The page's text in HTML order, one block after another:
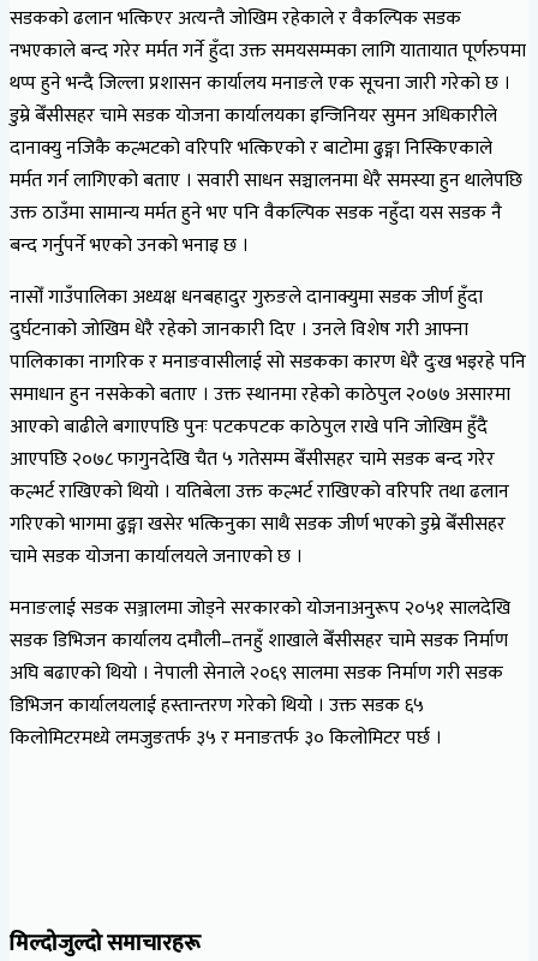
सडकको ढलान भत्किएर अत्यन्तै जोखिम रहेकाले र वैकल्पिक सडक
नभएकाले बन्द गरेर मर्मत गर्ने हुँदा उक्त समयसम्मका लागि यातायात पूर्णरुपमा
थप्प हुने भन्दै जिल्ला प्रशासन कार्यालय मनाङले एक सूचना जारी गरेको छ ।
डुम्रे बेँसीसहर चामे सडक योजना कार्यालयका इन्जिनियर सुमन अधिकारीले
दानाक्यु नजिकै कल्भटको वरिपरि भत्किएको र बाटोमा ढुङ्गा निस्किएकाले
मर्मत गर्न लागिएको बताए । सवारी साधन सञ्चालनमा धेरै समस्या हुन थालेपछि
उक्त ठाउँमा सामान्य मर्मत हुने भए पनि वैकल्पिक सडक नहुँदा यस सडक नै
बन्द गर्नुपर्ने भएको उनको भनाइ छ ।
नासोँ गाउँपालिका अध्यक्ष धनबहादुर गुरुङले दानाक्युमा सडक जीर्ण हुँदा
दुर्घटनाको जोखिम धेरै रहेको जानकारी दिए । उनले विशेष गरी आफ्ना
पालिकाका नागरिक र मनाङवासीलाई सो सडकका कारण धेरै दुःख भइरहे पनि
समाधान हुन नसकेको बताए । उक्त स्थानमा रहेको काठेपुल २०७७ असारमा
आएको बाढीले बगाएपछि पुनः पटकपटक काठेपुल राखे पनि जोखिम हुँदै
आएपछि २०७८ फागुनदेखि चैत ५ गतेसम्म बेँसीसहर चामे सडक बन्द गरेर
कल्भर्ट राखिएको थियो । यतिबेला उक्त कल्भर्ट राखिएको वरिपरि तथा ढलान
गरिएको भागमा ढुङ्गा खसेर भत्किनुका साथै सडक जीर्ण भएको डुम्रे बेँसीसहर
चामे सडक योजना कार्यालयले जनाएको छ ।
मनाङलाई सडक सञ्जालमा जोड्ने सरकारको योजनाअनुरूप २०५१ सालदेखि
सडक डिभिजन कार्यालय दमौली–तनहुँ शाखाले बेँसीसहर चामे सडक निर्माण
अघि बढाएको थियो । नेपाली सेनाले २०६९ सालमा सडक निर्माण गरी सडक
डिभिजन कार्यालयलाई हस्तान्तरण गरेको थियो । उक्त सडक ६५
किलोमिटरमध्ये लमजुङतर्फ ३५ र मनाङतर्फ ३० किलोमिटर पर्छ ।
मिल्दोजुल्दो समाचारहरू